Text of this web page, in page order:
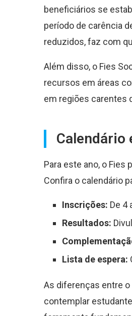
beneficiários se
período de carência
reduzidos, faz com
Além disso, o Fies
recursos em áreas
em regiões carentes
Calendário
Para este ano, o
Confira o calendário
Inscrições: De 4
Resultados:
Lista de espera:
As diferenças entre o
contemplar